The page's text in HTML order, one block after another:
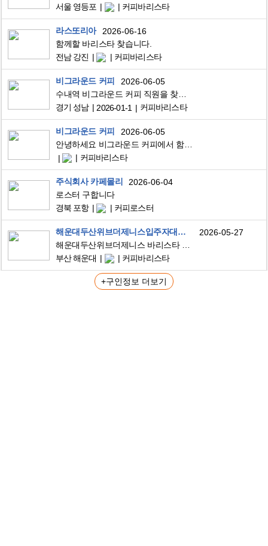
서울 영등포 커피바리스타
라스또리아
2026-06-16
함께할 바리스타 찾습니다.
전남 강진
커피바리스타
비그라운드 커피
2026-06-05
수내역 비그라운드 커피 직원을 찾습니다
경기 성남
2026-01-1 커피바리스타
비그라운드 커피
2026-06-05
안녕하세요 비그라운드 커피에서 함께 지낼 크루원을 모집합니다
커피바리스타
주식회사 카페몰리
2026-06-04
로스터 구합니다
경북 포항
커피로스터
해운대두산위브더제니스입주자대표회의
2026-05-27
부산 해운대
커피바리스타
+구인정보 더보기